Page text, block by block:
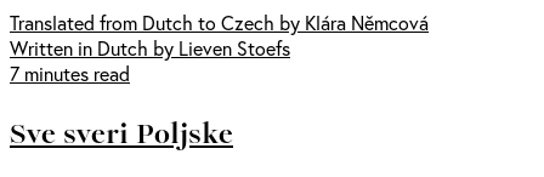
Translated from Dutch to Czech by Klára Němcová
Written in Dutch by Lieven Stoefs
7 minutes read
Sve sveri Poljske